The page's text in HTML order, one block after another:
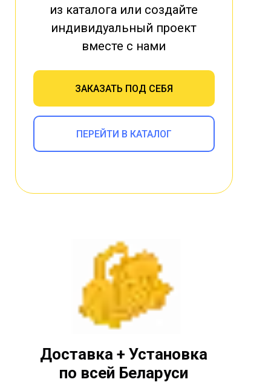
ПЕРЕЙТИ В КАТАЛОГ
из каталога или создайте
индивидуальный проект
вместе с нами
ЗАКАЗАТЬ ПОД СЕБЯ
Доставка + Установка
по всей Беларуси